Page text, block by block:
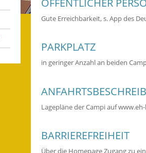
Gute Erreichbarkeit, s. App des
PARKPLATZ
in geringer Anzahl an beiden
Lagepläne der Campi auf
BARRIEREFREIHEIT